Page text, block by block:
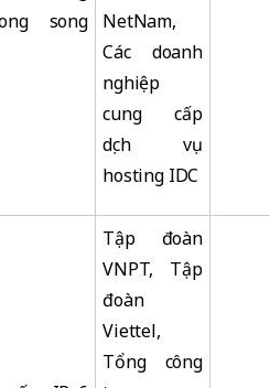
song
NetNam,
Các doanh
nghiệp
cung cấp
dịch vụ
hosting IDC
Tập đoàn
VNPT, Tập
đoàn
Viettel,
Tổng công